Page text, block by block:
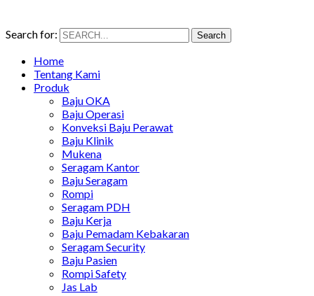
Search for: Search
Home
Tentang Kami
Produk
Baju OKA
Baju Operasi
Konveksi Baju Perawat
Baju Klinik
Mukena
Seragam Kantor
Baju Seragam
Rompi
Seragam PDH
Baju Kerja
Baju Pemadam Kebakaran
Seragam Security
Baju Pasien
Rompi Safety
Jas Lab